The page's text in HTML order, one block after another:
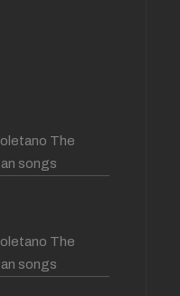
The
songs
The
songs